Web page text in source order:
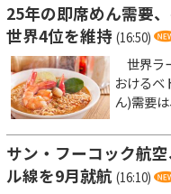
25年の即席めん需要
世界4位を維持 (16:50)
世界ラ
おけるベ
ん)需要
サン・フーコック航
ル線を9月就航 (16:10)